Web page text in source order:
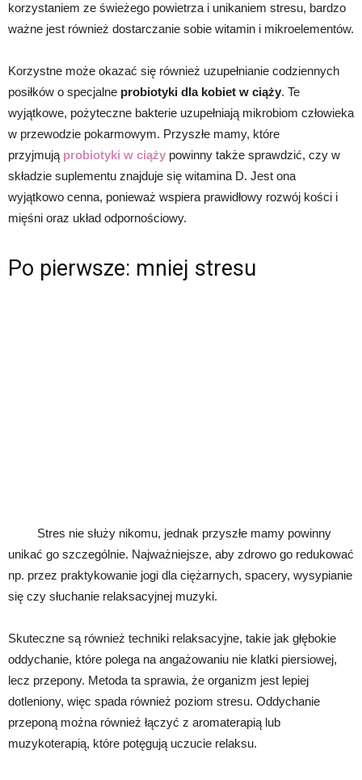
korzystaniem ze świeżego powietrza i unikaniem stresu, bardzo
ważne jest również dostarczanie sobie witamin i mikroelementów.
Korzystne może okazać się również uzupełnianie codziennych
posiłków o specjalne probiotyki dla kobiet w ciąży. Te
wyjątkowe, pożyteczne bakterie uzupełniają mikrobiom człowieka
w przewodzie pokarmowym. Przyszłe mamy, które
przyjmują probiotyki w ciąży powinny także sprawdzić, czy w
składzie suplementu znajduje się witamina D. Jest ona
wyjątkowo cenna, ponieważ wspiera prawidłowy rozwój kości i
mięśni oraz układ odpornościowy.
Po pierwsze: mniej stresu
Stres nie służy nikomu, jednak przyszłe mamy powinny
unikać go szczególnie. Najważniejsze, aby zdrowo go redukować
np. przez praktykowanie jogi dla ciężarnych, spacery, wysypianie
się czy słuchanie relaksacyjnej muzyki.
Skuteczne są również techniki relaksacyjne, takie jak głębokie
oddychanie, które polega na angażowaniu nie klatki piersiowej,
lecz przepony. Metoda ta sprawia, że organizm jest lepiej
dotleniony, więc spada również poziom stresu. Oddychanie
przeponą można również łączyć z aromaterapią lub
muzykoterapią, które potęgują uczucie relaksu.